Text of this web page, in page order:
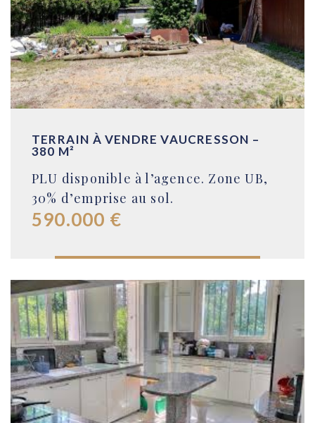
TERRAIN À VENDRE VAUCRESSON –
380 M²
PLU disponible à l’agence. Zone UB,
30% d’emprise au sol.
590.000 €